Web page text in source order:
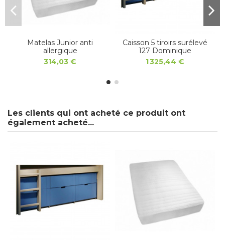
Matelas Junior anti
allergique
314,03 €
Caisson 5 tiroirs surélevé
127 Dominique
1 325,44 €
Les clients qui ont acheté ce produit ont
également acheté...